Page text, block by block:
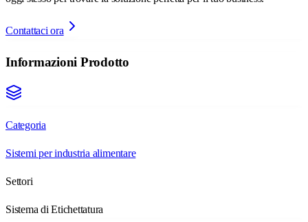
Contattaci ora
Informazioni Prodotto
Categoria
Sistemi per industria alimentare
Settori
Sistema di Etichettatura